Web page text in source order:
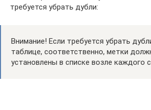
требуется убрать дубли:
Внимание! Если требуется убрать
таблице, соответственно, метки
установлены в списке возле каждого